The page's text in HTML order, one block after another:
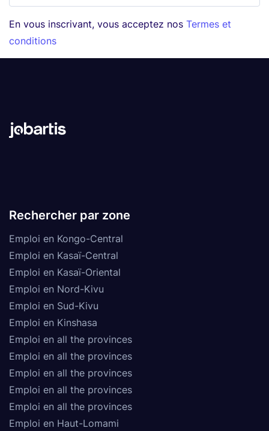
En vous inscrivant, vous acceptez nos Termes et
conditions
Rechercher par zone
Emploi en Kongo-Central
Emploi en Kasaï-Central
Emploi en Kasaï-Oriental
Emploi en Nord-Kivu
Emploi en Sud-Kivu
Emploi en Kinshasa
Emploi en all the provinces
Emploi en all the provinces
Emploi en all the provinces
Emploi en all the provinces
Emploi en all the provinces
Emploi en Haut-Lomami